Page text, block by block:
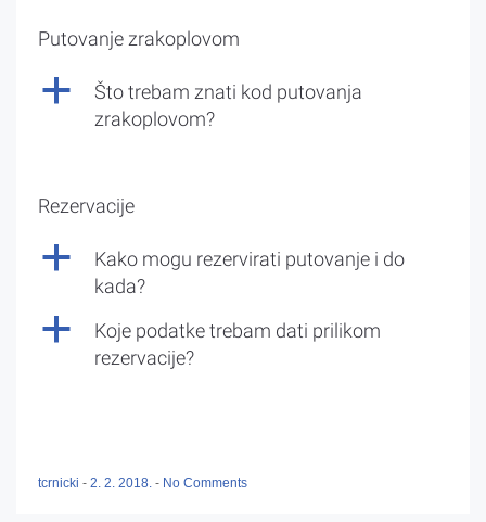
Putovanje zrakoplovom
a
Što trebam znati kod putovanja
zrakoplovom?
Rezervacije
a
Kako mogu rezervirati putovanje i do
kada?
a
Koje podatke trebam dati prilikom
rezervacije?
tcrnicki - 2. 2. 2018. - No Comments